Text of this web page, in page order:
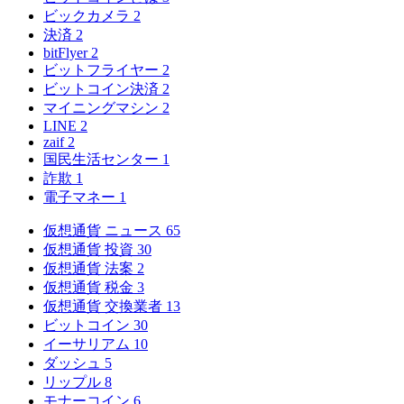
ビックカメラ 2
決済 2
bitFlyer 2
ビットフライヤー 2
ビットコイン決済 2
マイニングマシン 2
LINE 2
zaif 2
国民生活センター 1
詐欺 1
電子マネー 1
仮想通貨 ニュース 65
仮想通貨 投資 30
仮想通貨 法案 2
仮想通貨 税金 3
仮想通貨 交換業者 13
ビットコイン 30
イーサリアム 10
ダッシュ 5
リップル 8
モナーコイン 6